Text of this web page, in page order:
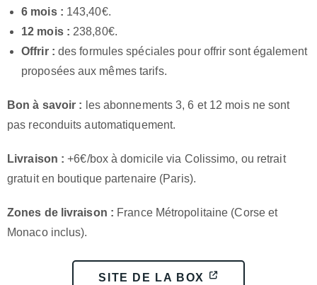
6 mois : 143,40€.
12 mois : 238,80€.
Offrir : des formules spéciales pour offrir sont également
proposées aux mêmes tarifs.
Bon à savoir : les abonnements 3, 6 et 12 mois ne sont
pas reconduits automatiquement.
Livraison : +6€/box à domicile via Colissimo, ou retrait
gratuit en boutique partenaire (Paris).
Zones de livraison : France Métropolitaine (Corse et
Monaco inclus).
SITE DE LA BOX